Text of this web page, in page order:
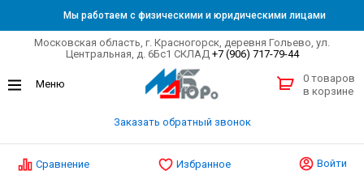
Мы работаем с физическими и юридическими лицами
Московская область, г. Красногорск, деревня Гольево, ул.
Центральная, д. 6Бс1 СКЛАД +7 (906) 717-79-44
Заказать обратный звонок
0 товаров
в корзине
Сравнение Избранное Войти